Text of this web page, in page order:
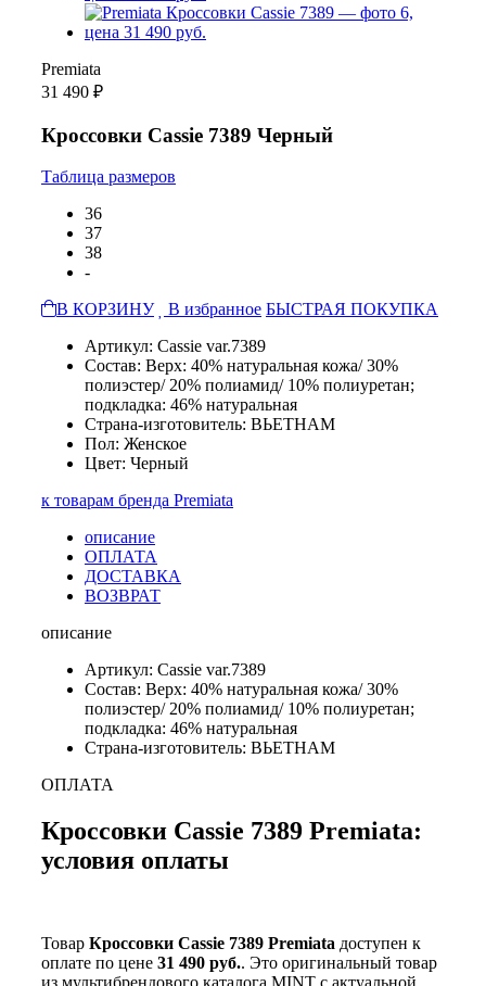
Premiata
31 490 ₽
Кроссовки Cassie 7389 Черный
Таблица размеров
36
37
38
-
В КОРЗИНУ
В избранное БЫСТРАЯ ПОКУПКА
Артикул: Cassie var.7389
Состав: Верх: 40% натуральная кожа/ 30%
полиэстер/ 20% полиамид/ 10% полиуретан;
подкладка: 46% натуральная
Страна-изготовитель: ВЬЕТНАМ
Пол: Женское
Цвет: Черный
к товарам бренда Premiata
описание
ОПЛАТА
ДОСТАВКА
ВОЗВРАТ
описание
Артикул: Cassie var.7389
Состав: Верх: 40% натуральная кожа/ 30%
полиэстер/ 20% полиамид/ 10% полиуретан;
подкладка: 46% натуральная
Страна-изготовитель: ВЬЕТНАМ
ОПЛАТА
Кроссовки Cassie 7389 Premiata:
условия оплаты
Товар Кроссовки Cassie 7389 Premiata доступен к
оплате по цене 31 490 руб.. Это оригинальный товар